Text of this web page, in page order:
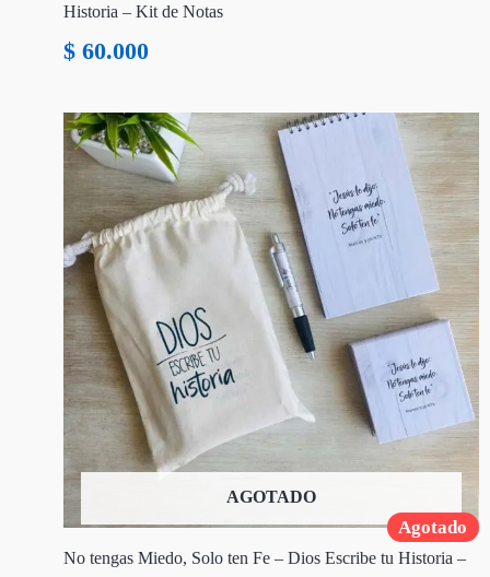
Historia – Kit de Notas
$ 60.000
Agotado
AGOTADO
No tengas Miedo, Solo ten Fe – Dios Escribe tu Historia –